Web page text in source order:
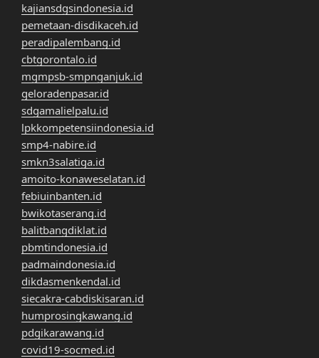
kajiansdgsindonesia.id
pemetaan-disdikaceh.id
peradipalembang.id
cbtgorontalo.id
mgmpsb-smpnganjuk.id
geloradenpasar.id
sdgamalielpalu.id
lpkkompetensiindonesia.id
smp4-nabire.id
smkn3salatiga.id
amoito-konaweselatan.id
febiuinbanten.id
bwikotaserang.id
balitbangdiklat.id
pbmtindonesia.id
padmaindonesia.id
dikdasmenkendal.id
siecakra-cabdiskisaran.id
humprosingkawang.id
pdgikarawang.id
covid19-socmed.id